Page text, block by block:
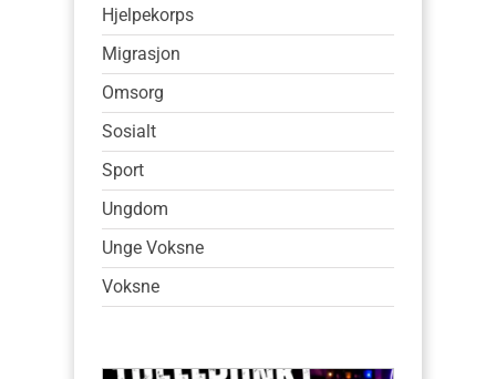
Hjelpekorps
Migrasjon
Omsorg
Sosialt
Sport
Ungdom
Unge Voksne
Voksne